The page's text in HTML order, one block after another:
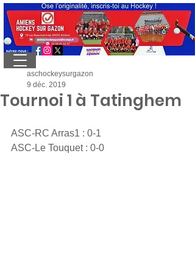
Tournoi 1 à Tatinghem
aschockeysurgazon
9 déc. 2019
ASC-RC Arras1 : 0-1
ASC-Le Touquet : 0-0